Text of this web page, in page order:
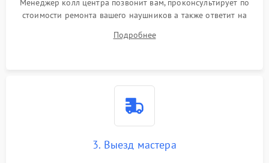
Менеджер колл центра позвонит вам, проконсультирует по
стоимости ремонта вашего наушников а также ответит на
Подробнее
3. Выезд мастера